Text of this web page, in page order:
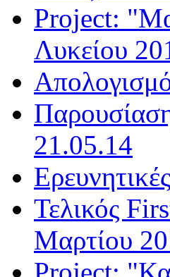
Project:
Λυκείου
21.05.14
Τελικός
Μαρτίου